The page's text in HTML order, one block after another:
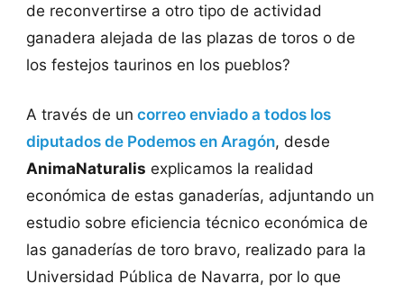
de reconvertirse a otro tipo de actividad
ganadera alejada de las plazas de toros o de
los festejos taurinos en los pueblos?
A través de un correo enviado a todos los
diputados de Podemos en Aragón, desde
AnimaNaturalis explicamos la realidad
económica de estas ganaderías, adjuntando un
estudio sobre eficiencia técnico económica de
las ganaderías de toro bravo, realizado para la
Universidad Pública de Navarra, por lo que